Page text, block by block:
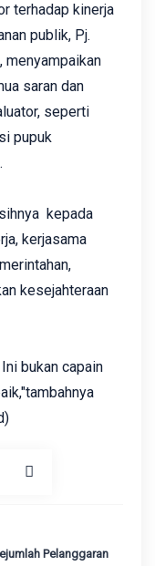
terhadap kinerja
publik, Pj.
menyampaikan
saran dan
seperti
pupuk
kepada
kerjasama
kesejahteraan
bukan capain
Pelanggaran